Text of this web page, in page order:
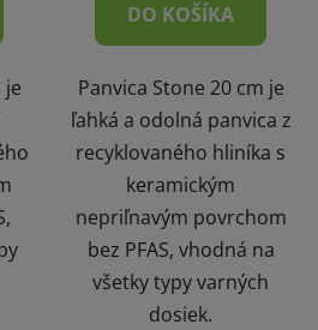
je
DO KOŠÍKA
Panvica Stone 20 cm je
ľahká a odolná panvica z
recyklovaného hliníka s
keramickým
nepriľnavým povrchom
bez PFAS, vhodná na
všetky typy varných
dosiek.